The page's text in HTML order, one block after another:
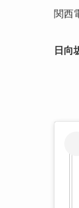
関西
日向